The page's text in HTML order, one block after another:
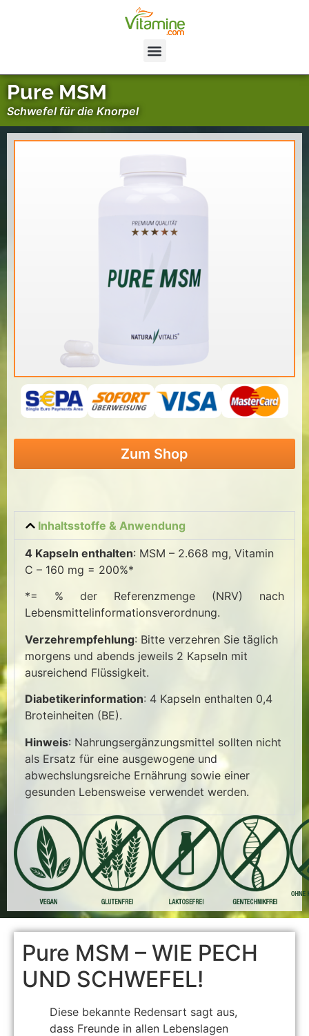
Pure MSM
Schwefel für die Knorpel
Zum Shop
Inhaltsstoffe & Anwendung
4 Kapseln enthalten: MSM – 2.668 mg, Vitamin
C – 160 mg = 200%*
*= % der Referenzmenge (NRV) nach
Lebensmittelinformationsverordnung.
Verzehrempfehlung: Bitte verzehren Sie täglich
morgens und abends jeweils 2 Kapseln mit
ausreichend Flüssigkeit.
Diabetikerinformation: 4 Kapseln enthalten 0,4
Broteinheiten (BE).
Hinweis: Nahrungsergänzungsmittel sollten nicht
als Ersatz für eine ausgewogene und
abwechslungsreiche Ernährung sowie einer
gesunden Lebensweise verwendet werden.
Pure MSM – WIE PECH
UND SCHWEFEL!
Diese bekannte Redensart sagt aus,
dass Freunde in allen Lebenslagen